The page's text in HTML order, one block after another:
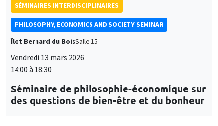
SÉMINAIRES INTERDISCIPLINAIRES
PHILOSOPHY, ECONOMICS AND SOCIETY SEMINAR
Îlot Bernard du BoisSalle 15
Vendredi 13 mars 2026
14:00 à 18:30
Séminaire de philosophie-économique sur
des questions de bien-être et du bonheur